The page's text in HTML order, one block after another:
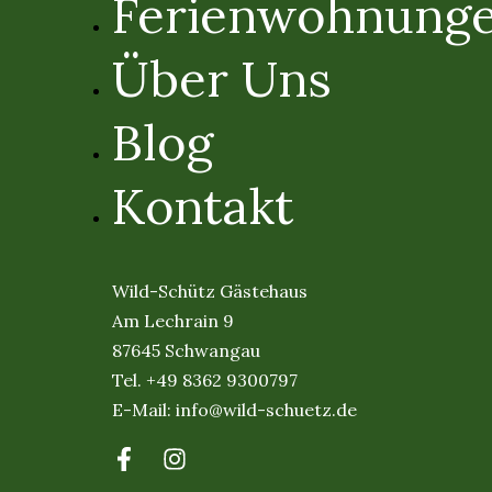
Über Uns
Blog
Kontakt
Wild-Schütz Gästehaus
Am Lechrain 9
87645 Schwangau
Tel. +49 8362 9300797
E-Mail: info@wild-schuetz.de